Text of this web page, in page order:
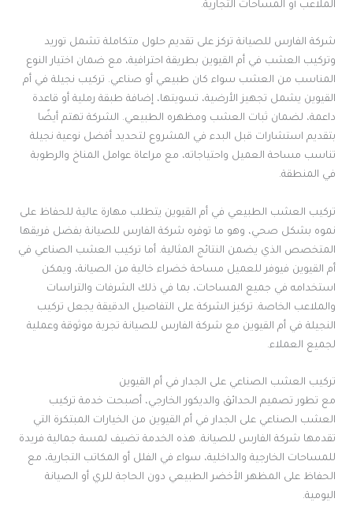
الملاعب أو المساحات التجارية.
شركة الفارس للصيانة تركز على تقديم حلول متكاملة تشمل توريد
وتركيب العشب في أم القيوين بطريقة احترافية، مع ضمان اختيار النوع
المناسب من العشب سواء كان طبيعي أو صناعي. تركيب نجيلة في أم
القيوين يشمل تجهيز الأرضية، تسويتها، إضافة طبقة رملية أو قاعدة
داعمة، لضمان ثبات العشب ومظهره الطبيعي. الشركة تهتم أيضًا
بتقديم استشارات قبل البدء في المشروع لتحديد أفضل نوعية نجيلة
تناسب مساحة العميل واحتياجاته، مع مراعاة عوامل المناخ والرطوبة
في المنطقة.
تركيب العشب الطبيعي في أم القيوين يتطلب مهارة عالية للحفاظ على
نموه بشكل صحي، وهو ما توفره شركة الفارس للصيانة بفضل فريقها
المتخصص الذي يضمن النتائج المثالية. أما تركيب العشب الصناعي في
أم القيوين فيوفر للعميل مساحة خضراء خالية من الصيانة، ويمكن
استخدامه في جميع المساحات، بما في ذلك الشرفات والتراسات
والملاعب الخاصة. تركيز الشركة على التفاصيل الدقيقة يجعل تركيب
النجيلة في أم القيوين مع شركة الفارس للصيانة تجربة موثوقة وعملية
لجميع العملاء.
تركيب العشب الصناعي على الجدار في أم القيوين
مع تطور تصميم الحدائق والديكور الخارجي، أصبحت خدمة تركيب
العشب الصناعي على الجدار في أم القيوين من الخيارات المبتكرة التي
تقدمها شركة الفارس للصيانة. هذه الخدمة تضيف لمسة جمالية فريدة
للمساحات الخارجية والداخلية، سواء في الفلل أو المكاتب التجارية، مع
الحفاظ على المظهر الأخضر الطبيعي دون الحاجة للري أو الصيانة
اليومية.